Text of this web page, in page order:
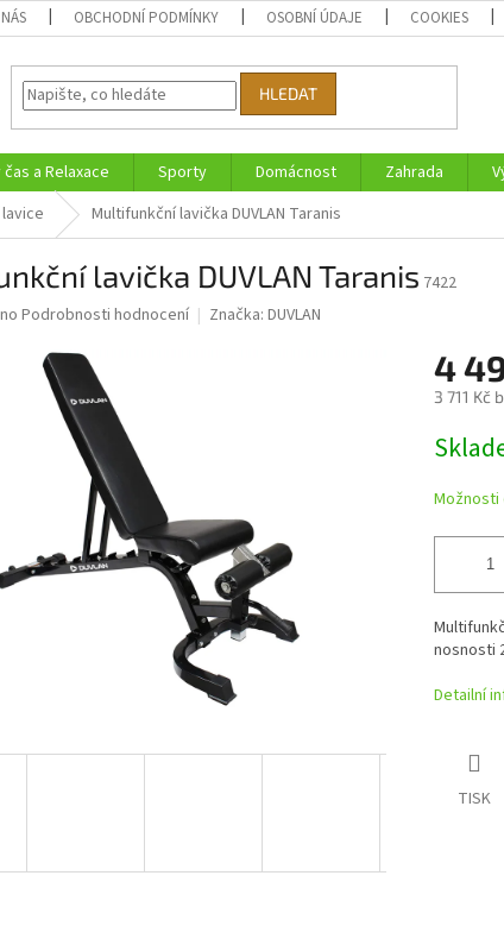
OBCHODNÍ PODMÍNKY OSOBNÍ ÚDAJE COOKIES
HLEDAT
čas a Relaxace Sporty Domácnost Zahrada
Multifunkční lavička DUVLAN Taranis
lavička DUVLAN Taranis 7422
Podrobnosti hodnocení Značka: DUVLAN
4
3 711 Kč
cena:
Možnosti
nosnosti
Detailní
TISK